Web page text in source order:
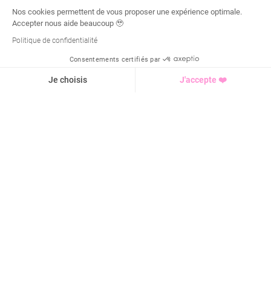
Nos cookies permettent de vous proposer une expérience optimale.
Accepter nous aide beaucoup 🥹
Politique de confidentialité
Consentements certifiés par
Je choisis J'accepte ❤️